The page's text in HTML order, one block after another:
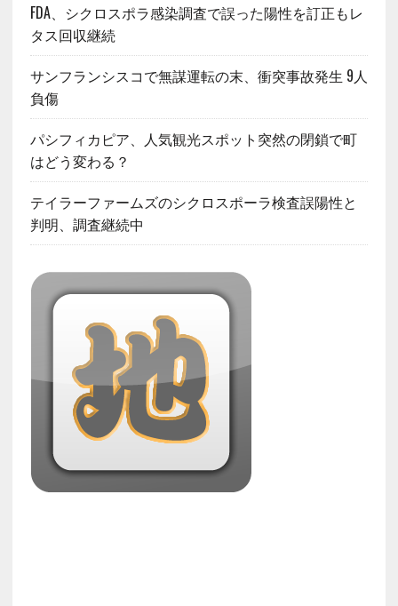
FDA、シクロスポラ感染調査で誤った陽性を訂正もレ
タス回収継続
サンフランシスコで無謀運転の末、衝突事故発生 9人
負傷
パシフィカピア、人気観光スポット突然の閉鎖で町
はどう変わる？
テイラーファームズのシクロスポーラ検査誤陽性と
判明、調査継続中